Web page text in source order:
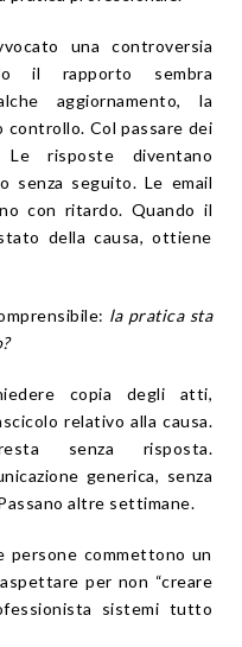
una controversia
il rapporto sembra
aggiornamento, la
controllo. Col passare dei
Le risposte diventano
senza seguito. Le email
con ritardo. Quando il
della causa, ottiene
la pratica sta
copia degli atti,
relativo alla causa.
senza risposta.
generica, senza
altre settimane.
commettono un
per non “creare
sistemi tutto